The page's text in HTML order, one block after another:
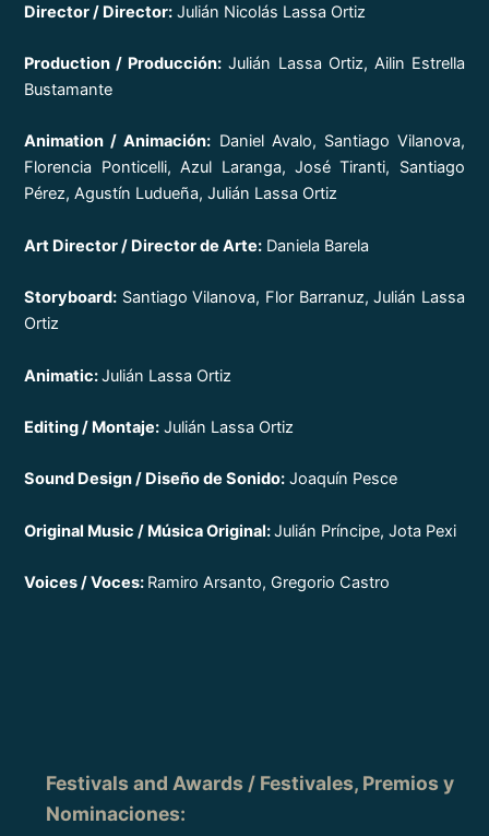
Director / Director: Julián Nicolás Lassa Ortiz
Production / Producción: Julián Lassa Ortiz, Ailin Estrella
Bustamante
Animation / Animación: Daniel Avalo, Santiago Vilanova,
Florencia Ponticelli, Azul Laranga, José Tiranti, Santiago
Pérez, Agustín Ludueña, Julián Lassa Ortiz
Art Director / Director de Arte: Daniela Barela
Storyboard: Santiago Vilanova, Flor Barranuz, Julián Lassa
Ortiz
Animatic:Julián Lassa Ortiz
Editing / Montaje: Julián Lassa Ortiz
Sound Design / Diseño de Sonido: Joaquín Pesce
Original Music / Música Original:Julián Príncipe, Jota Pexi
Voices / Voces: Ramiro Arsanto, Gregorio Castro
Festivals and Awards / Festivales, Premios y
Nominaciones: